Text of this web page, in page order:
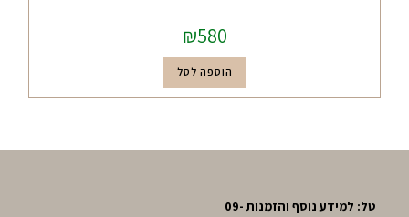
₪580
הוספה לסל
טל: למידע נוסף והזמנות 09-